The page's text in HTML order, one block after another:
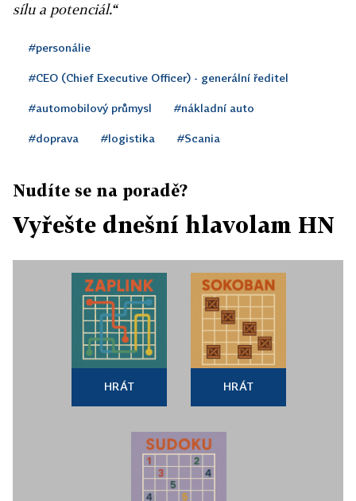
sílu a potenciál.“
#personálie
#CEO (Chief Executive Officer) - generální ředitel
#automobilový průmysl #nákladní auto
#doprava #logistika #Scania
Nudíte se na poradě?
Vyřešte dnešní hlavolam HN
HRÁT HRÁT